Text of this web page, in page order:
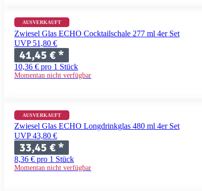
AUSVERKAUFT
Zwiesel Glas ECHO Cocktailschale 277 ml 4er Set
UVP 51,80 €
41,45 € *
10,36 € pro 1 Stück
Momentan nicht verfügbar
AUSVERKAUFT
Zwiesel Glas ECHO Longdrinkglas 480 ml 4er Set
UVP 43,80 €
33,45 € *
8,36 € pro 1 Stück
Momentan nicht verfügbar